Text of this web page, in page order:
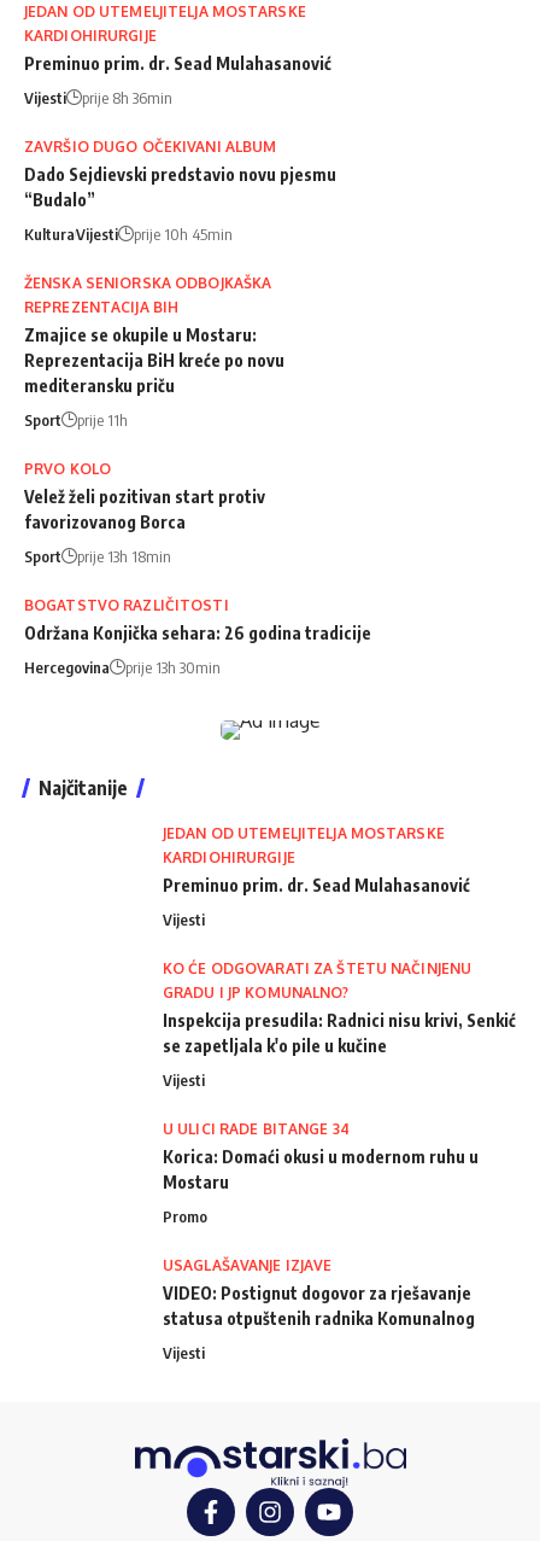
JEDAN OD UTEMELJITELJA MOSTARSKE
KARDIOHIRURGIJE
Preminuo prim. dr. Sead Mulahasanović
Vijesti prije 8h 36min
ZAVRŠIO DUGO OČEKIVANI ALBUM
Dado Sejdievski predstavio novu pjesmu
“Budalo”
KulturaVijesti prije 10h 45min
ŽENSKA SENIORSKA ODBOJKAŠKA
REPREZENTACIJA BIH
Zmajice se okupile u Mostaru:
Reprezentacija BiH kreće po novu
mediteransku priču
Sport prije 11h
PRVO KOLO
Velež želi pozitivan start protiv
favorizovanog Borca
Sport prije 13h 18min
BOGATSTVO RAZLIČITOSTI
Održana Konjička sehara: 26 godina tradicije
Hercegovina prije 13h 30min
Najčitanije
JEDAN OD UTEMELJITELJA MOSTARSKE
KARDIOHIRURGIJE
Preminuo prim. dr. Sead Mulahasanović
Vijesti
KO ĆE ODGOVARATI ZA ŠTETU NAČINJENU
GRADU I JP KOMUNALNO?
Inspekcija presudila: Radnici nisu krivi, Senkić
se zapetljala k'o pile u kučine
Vijesti
U ULICI RADE BITANGE 34
Korica: Domaći okusi u modernom ruhu u
Mostaru
Promo
USAGLAŠAVANJE IZJAVE
VIDEO: Postignut dogovor za rješavanje
statusa otpuštenih radnika Komunalnog
Vijesti